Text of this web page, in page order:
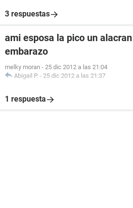
3 respuestas
ami esposa la pico un
embarazo
melky moran - 25 dic 2012 a las 21:04
Abigail P. - 25 dic 2012 a las 21:37
1 respuesta